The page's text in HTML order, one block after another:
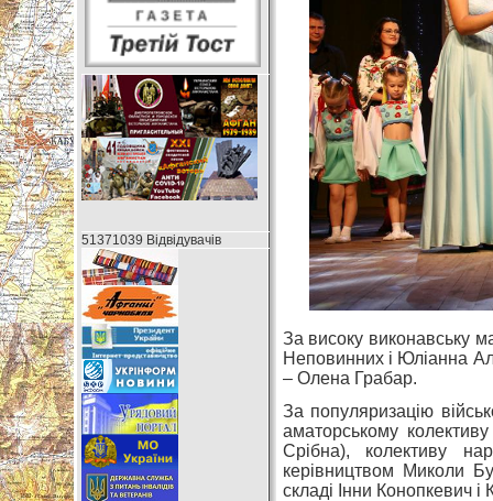
51371039 Відвідувачів
За високу виконавську
Неповинних і Юліанна
– Олена Грабар.
За популяризацію
аматорському
Срібна), колективу
керівництвом Миколи
складі Інни Конопкевич